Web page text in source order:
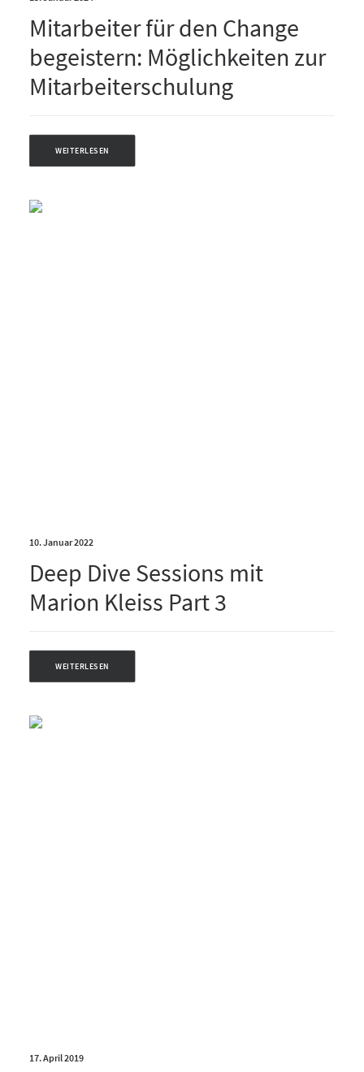
Mitarbeiter für den Change
begeistern: Möglichkeiten zur
Mitarbeiterschulung
WEITERLESEN
10. Januar 2022
Deep Dive Sessions mit
Marion Kleiss Part 3
WEITERLESEN
17. April 2019